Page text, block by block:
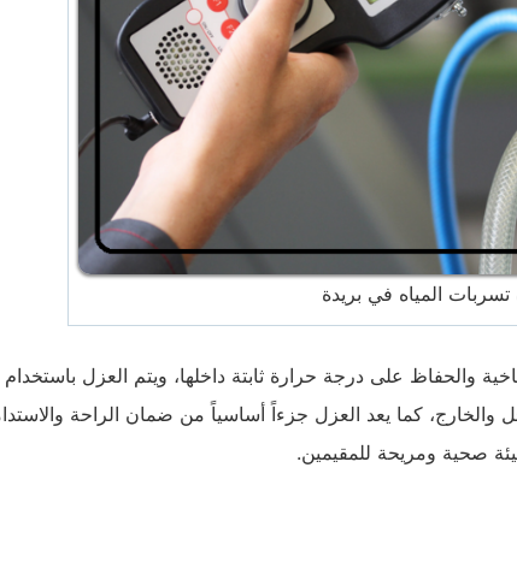
المياه في بريدة
والحفاظ على درجة حرارة ثابتة داخلها، ويتم العزل باستخدام
كما يعد العزل جزءاً أساسياً من ضمان الراحة
صحية ومريحة للمقيمين.